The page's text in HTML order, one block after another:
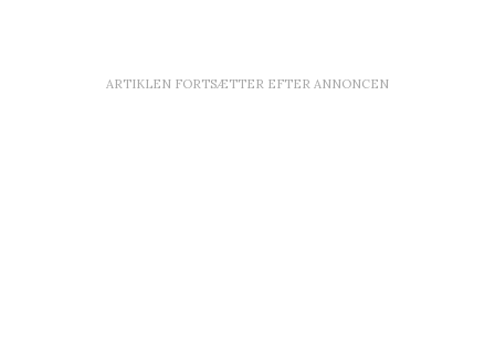
ARTIKLEN FORTSÆTTER EFTER ANNONCEN